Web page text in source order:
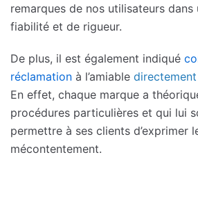
remarques de nos utilisateurs dans
fiabilité et de rigueur.
De plus, il est également indiqué
réclamation à l’amiable directement
En effet, chaque marque a
procédures particulières et qui lui
permettre à ses clients d’exprimer
mécontentement.